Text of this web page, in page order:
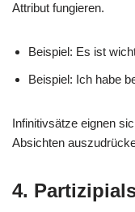
Attribut fungieren.
Beispiel: Es ist
Beispiel: Ich habe
Infinitivsätze eignen
Absichten
4.